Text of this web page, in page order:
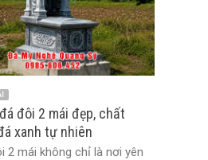
đôi 2 mái đẹp, chất
xanh tự nhiên
2 mái không chỉ là nơi yên